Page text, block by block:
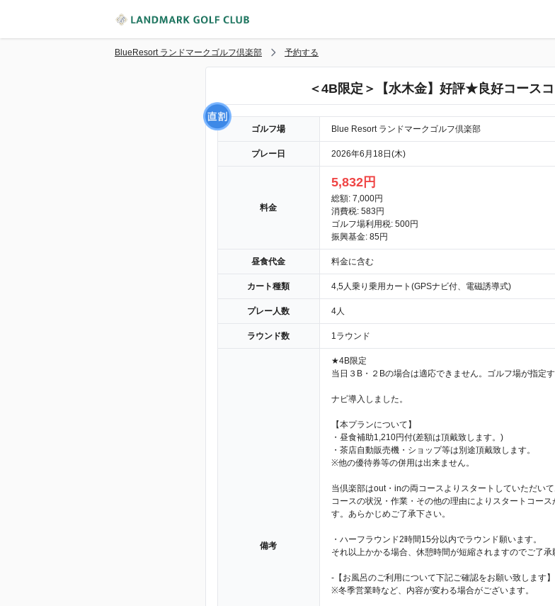
BlueResort ランドマークゴルフ倶楽部 予約する
＜4B限定＞【水木金】好評★良好コース
ゴルフ場 Blue Resort ランドマークゴルフ倶楽部
プレー日 2026年6月18日(木)
料金
5,832円
総額: 7,000円
消費税: 583円
ゴルフ場利用税: 500円
振興基金: 85円
昼食代金 料金に含む
カート種類 4,5人乗り乗用カート(GPSナビ付、電磁誘導式)
プレー人数 4人
ラウンド数 1ラウンド
備考
★4B限定
当日３B・２Bの場合は適応できません。ゴルフ場が指定
ナビ導入しました。
【本プランについて】
・昼食補助1,210円付(差額は頂戴致します。)
・茶店自動販売機・ショップ等は別途頂戴致します。
※他の優待券等の併用は出来ません。
当倶楽部はout・inの両コースよりスタートしていただいて
コースの状況・作業・その他の理由によりスタートコー
す。あらかじめご了承下さい。
・ハーフラウンド2時間15分以内でラウンド願います。
それ以上かかる場合、休憩時間が短縮されますのでご了承
-【お風呂のご利用について下記ご確認をお願い致します
※冬季営業時など、内容が変わる場合がございます。